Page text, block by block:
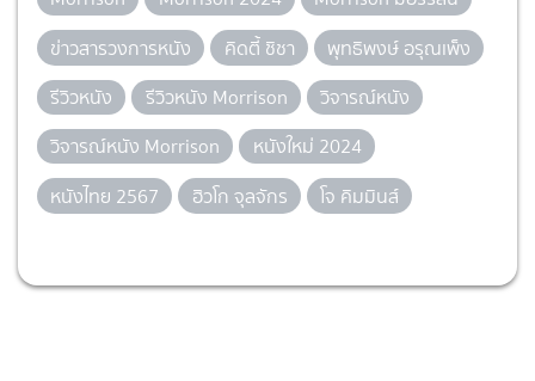
ข่าวสารวงการหนัง
คิดตี้ ชิชา
พุทธิพงษ์ อรุณเพ็ง
รีวิวหนัง
รีวิวหนัง Morrison
วิจารณ์หนัง
วิจารณ์หนัง Morrison
หนังใหม่ 2024
หนังไทย 2567
ฮิวโก จุลจักร โจ คิมมินส์